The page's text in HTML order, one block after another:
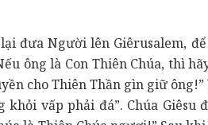
đưa Người lên Giêrusalem,
ông là Con Thiên Chúa, thì
cho Thiên Thần gìn giữ
khỏi vấp phải đá”. Chúa